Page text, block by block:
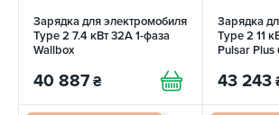
Зарядка для электромобиля
Type 2 7.4 кВт 32А 1-фаза
Wallbox
40 887 ₴
Зарядка
Type 2 11
Pulsar Plus
43 243